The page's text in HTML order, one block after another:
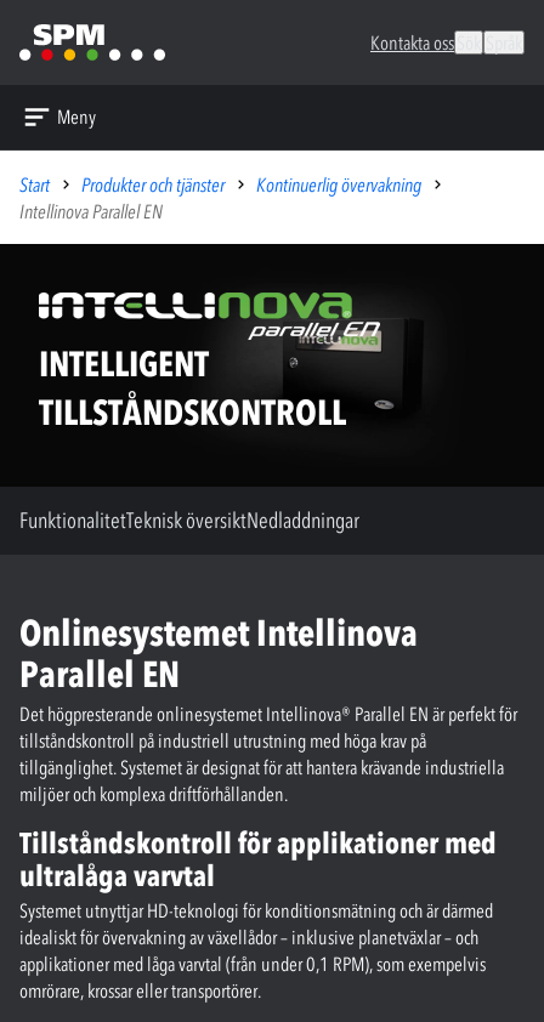
Kontakta oss
Meny
Start Produkter och tjänster
Kontinuerlig övervakning
Intellinova Parallel EN
INTELLIGENT
TILLSTÅNDSKONTROLL
FunktionalitetTeknisk översiktNedladdningar
Onlinesystemet Intellinova
Parallel EN
Det högpresterande onlinesystemet Intellinova® Parallel EN är perfekt för
tillståndskontroll på industriell utrustning med höga krav på
tillgänglighet. Systemet är designat för att hantera krävande industriella
miljöer och komplexa driftförhållanden.
Tillståndskontroll för applikationer med
ultralåga varvtal
Systemet utnyttjar HD-teknologi för konditionsmätning och är därmed
idealiskt för övervakning av växellådor – inklusive planetväxlar – och
applikationer med låga varvtal (från under 0,1 RPM), som exempelvis
omrörare, krossar eller transportörer.